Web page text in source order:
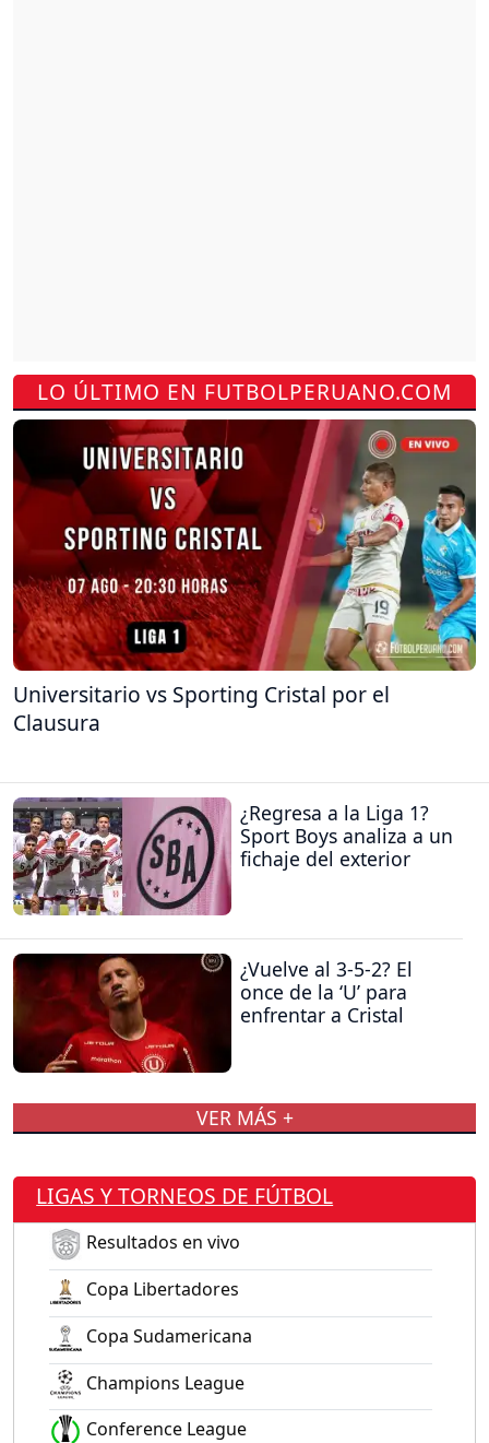
LO ÚLTIMO EN FUTBOLPERUANO.COM
Universitario vs Sporting Cristal por el
Clausura
¿Regresa a la Liga 1?
Sport Boys analiza a un
fichaje del exterior
¿Vuelve al 3-5-2? El
once de la ‘U’ para
enfrentar a Cristal
VER MÁS +
LIGAS Y TORNEOS DE FÚTBOL
Resultados en vivo
Copa Libertadores
Copa Sudamericana
Champions League
Conference League